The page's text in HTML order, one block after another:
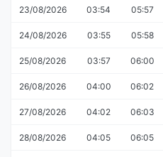
23/08/2026 03:54 05:57
24/08/2026 03:55 05:58
25/08/2026 03:57 06:00
26/08/2026 04:00 06:02
27/08/2026 04:02 06:03
28/08/2026 04:05 06:05